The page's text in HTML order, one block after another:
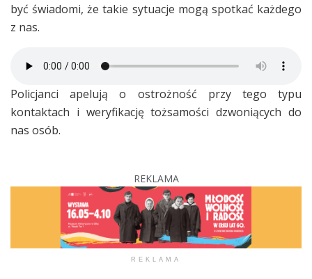
być świadomi, że takie sytuacje mogą spotkać każdego
z nas.
Policjanci apelują o ostrożność przy tego typu
kontaktach i weryfikację tożsamości dzwoniących do
nas osób.
REKLAMA
REKLAMA